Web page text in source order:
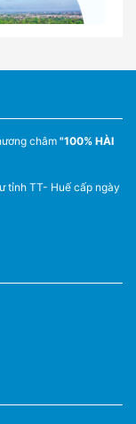
Đến 45 Chỗ
châm"100% HÀI
tỉnh TT- Huế cấp ngày